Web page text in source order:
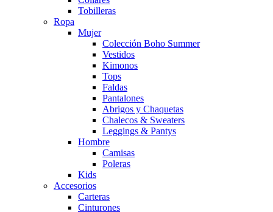
Tobilleras
Ropa
Mujer
Colección Boho Summer
Vestidos
Kimonos
Tops
Faldas
Pantalones
Abrigos y Chaquetas
Chalecos & Sweaters
Leggings & Pantys
Hombre
Camisas
Poleras
Kids
Accesorios
Carteras
Cinturones